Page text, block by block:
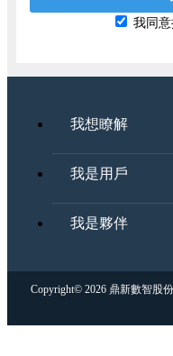
我同
我想瞭解
我是用戶
我是夥伴
Copyright© 2026 鼎新數智股